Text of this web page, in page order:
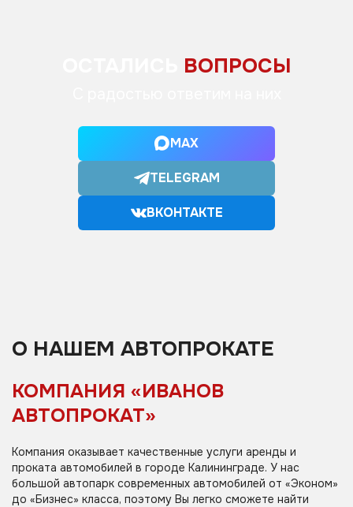
ВОПРОСЫ
MAX
TELEGRAM
ВКОНТАКТЕ
О НАШЕМ АВТОПРОКАТЕ
КОМПАНИЯ «ИВАНОВ
АВТОПРОКАТ»
Компания оказывает качественные услуги аренды и
проката автомобилей в городе Калининграде. У нас
большой автопарк современных автомобилей от «Эконом»
до «Бизнес» класса, поэтому Вы легко сможете найти